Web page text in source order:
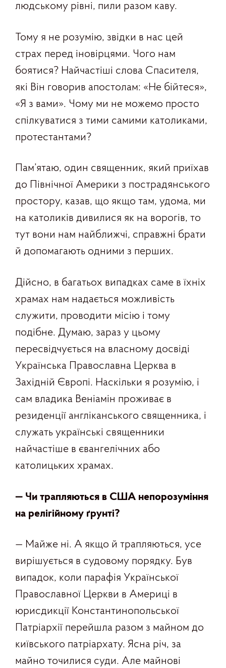
людському рівні, пили разом каву.
Тому я не розумію, звідки в нас цей
страх перед іновірцями. Чого нам
боятися? Найчастіші слова Спасителя,
які Він говорив апостолам: «Не бійтеся»,
«Я з вами». Чому ми не можемо просто
спілкуватися з тими самими католиками,
протестантами?
Пам’ятаю, один священник, який приїхав
до Північної Америки з пострадянського
простору, казав, що якщо там, удома, ми
на католиків дивилися як на ворогів, то
тут вони нам найближчі, справжні брати
й допомагають одними з перших.
Дійсно, в багатьох випадках саме в їхніх
храмах нам надається можливість
служити, проводити місію і тому
подібне. Думаю, зараз у цьому
пересвідчується на власному досвіді
Українська Православна Церква в
Західній Європі. Наскільки я розумію, і
сам владика Веніамін проживає в
резиденції англіканського священника, і
служать українські священники
найчастіше в євангелічних або
католицьких храмах.
— Чи трапляються в США непорозуміння
на релігійному ґрунті?
— Майже ні. А якщо й трапляються, усе
вирішується в судовому порядку. Був
випадок, коли парафія Української
Православної Церкви в Америці в
юрисдикції Константинопольської
Патріархії перейшла разом з майном до
київського патріархату. Ясна річ, за
майно точилися суди. Але майнові